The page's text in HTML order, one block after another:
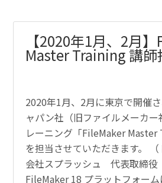
【2020年1月、2月
Master Training 講師
2020年1月、2月に東京で開催
ャパン社（旧ファイルメーカ
レーニング「FileMaker
を担当させていただきます。
会社スプラッシュ 代表取締
FileMaker 18 プラットフォー